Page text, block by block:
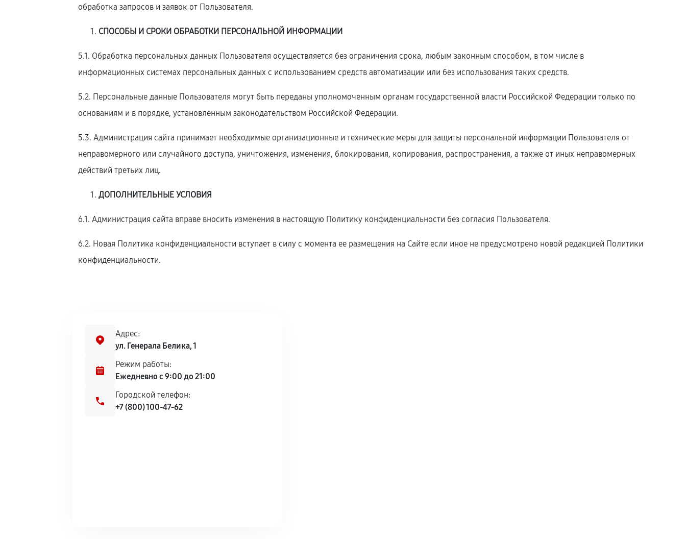
обработка запросов и заявок от Пользователя.
СПОСОБЫ И СРОКИ ОБРАБОТКИ ПЕРСОНАЛЬНОЙ ИНФОРМАЦИИ
5.1. Обработка персональных данных Пользователя осуществляется без ограничения срока, любым законным способом, в том числе в
информационных системах персональных данных с использованием средств автоматизации или без использования таких средств.
5.2. Персональные данные Пользователя могут быть переданы уполномоченным органам государственной власти Российской Федерации только по
основаниям и в порядке, установленным законодательством Российской Федерации.
5.3. Администрация сайта принимает необходимые организационные и технические меры для защиты персональной информации Пользователя от
неправомерного или случайного доступа, уничтожения, изменения, блокирования, копирования, распространения, а также от иных неправомерных
действий третьих лиц.
ДОПОЛНИТЕЛЬНЫЕ УСЛОВИЯ
6.1. Администрация сайта вправе вносить изменения в настоящую Политику конфиденциальности без согласия Пользователя.
6.2. Новая Политика конфиденциальности вступает в силу с момента ее размещения на Сайте если иное не предусмотрено новой редакцией Политики
конфиденциальности.
Адрес:
ул. Генерала Белика, 1
Режим работы:
Ежедневно с 9:00 до 21:00
Городской телефон:
+7 (800) 100-47-62